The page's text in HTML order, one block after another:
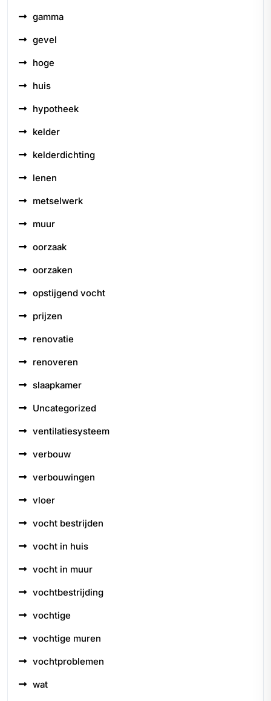
gamma
gevel
hoge
huis
hypotheek
kelder
kelderdichting
lenen
metselwerk
muur
oorzaak
oorzaken
opstijgend vocht
prijzen
renovatie
renoveren
slaapkamer
Uncategorized
ventilatiesysteem
verbouw
verbouwingen
vloer
vocht bestrijden
vocht in huis
vocht in muur
vochtbestrijding
vochtige
vochtige muren
vochtproblemen
wat